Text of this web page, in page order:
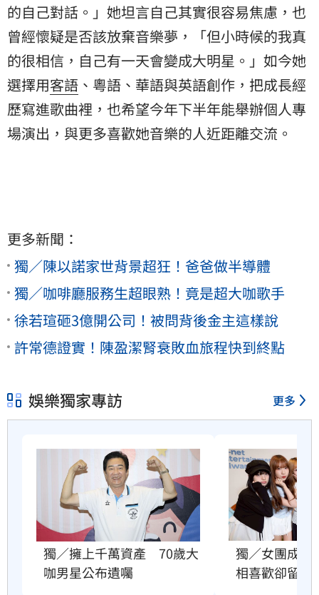
的自己對話。」她坦言自己其實很容易焦慮，也
曾經懷疑是否該放棄音樂夢，「但小時候的我真
的很相信，自己有一天會變成大明星。」如今她
選擇用客語 、粵語、華語與英語創作，把成長經
歷寫進歌曲裡，也希望今年下半年能舉辦個人專
場演出，與更多喜歡她音樂的人近距離交流。
更多新聞：
獨／陳以諾家世背景超狂！爸爸做半導體
獨／咖啡廳服務生超眼熟！竟是超大咖歌手
徐若瑄砸3億開公司！被問背後金主這樣說
許常德證實！陳盈潔腎衰敗血旅程快到終點
娛樂獨家專訪 更多
獨／擁上千萬資產　70歲大
咖男星公布遺囑
獨／女團成員
相喜歡卻留遺